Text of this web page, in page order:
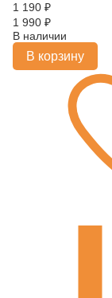
1 190 ₽
1 990 ₽
В наличии
В корзину